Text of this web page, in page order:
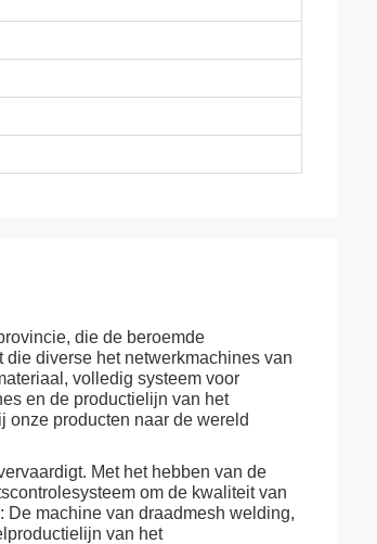
die de beroemde
diverse het netwerkmachines van
volledig systeem voor
en de productielijn van het
onze producten naar de wereld
Met het hebben van de
om de kwaliteit van
De machine van draadmesh welding,
van het